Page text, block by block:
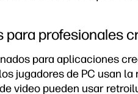
para profesionales
para aplicaciones
jugadores de PC usan
video pueden usar